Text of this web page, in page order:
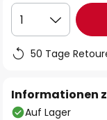
1
50 Tage
Informationen
Auf Lager